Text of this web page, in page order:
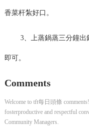
香菜杆紮好口。
3、上蒸鍋蒸三分鐘
即可。
Comments
Welcome to tft每日頭條
fosterproductive and respectful
Community Managers.